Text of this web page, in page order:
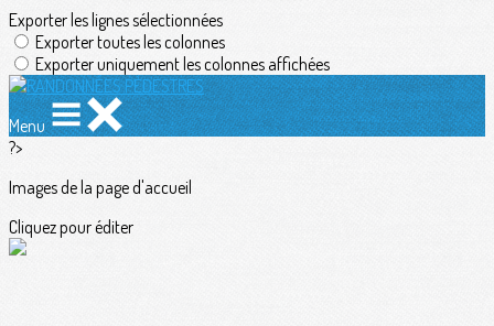
Exporter les lignes sélectionnées
Exporter toutes les colonnes
Exporter uniquement les colonnes affichées
Menu
?>
Images de la page d'accueil
Cliquez pour éditer